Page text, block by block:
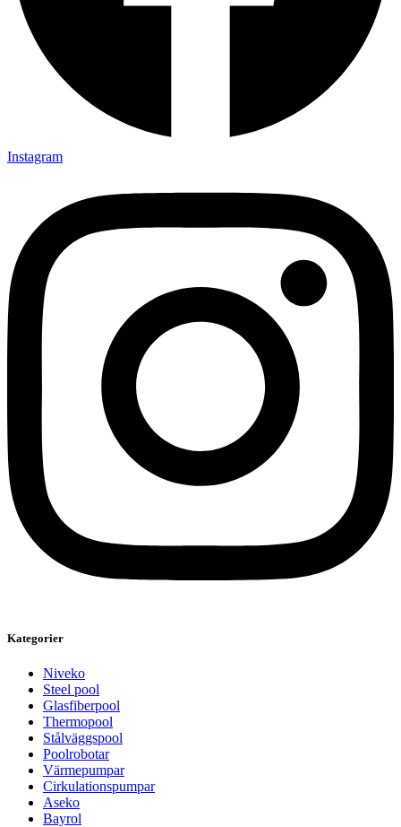
Instagram
Kategorier
Niveko
Steel pool
Glasfiberpool
Thermopool
Stålväggspool
Poolrobotar
Värmepumpar
Cirkulationspumpar
Aseko
Bayrol